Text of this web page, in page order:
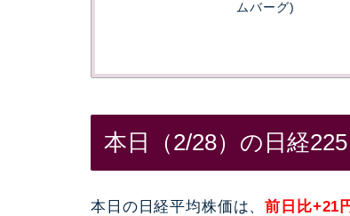
ムバーグ)
本日（2/28）の日経225
本日の日経平均株価は、前日比+21